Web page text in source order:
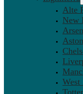
Alte
New
West